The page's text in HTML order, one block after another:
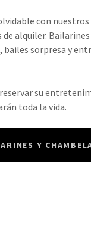
con
alquiler.
bailes sorpresa y
su
toda la vida.
Y